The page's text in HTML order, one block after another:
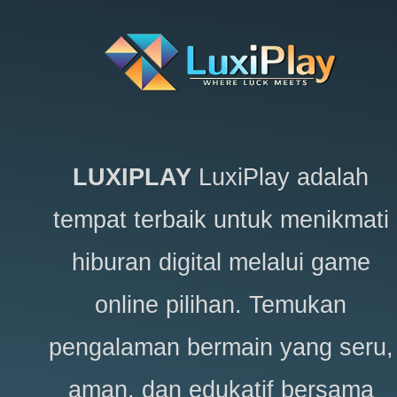
LUXIPLAY LuxiPlay adalah
tempat terbaik untuk menikmati
hiburan digital melalui game
online pilihan. Temukan
pengalaman bermain yang seru,
aman, dan edukatif bersama